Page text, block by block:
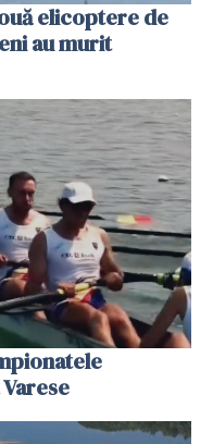
elicoptere de
au murit